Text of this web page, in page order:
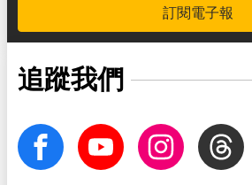
訂閱電子報
追蹤我們
facebook Youtube InstagramThreads